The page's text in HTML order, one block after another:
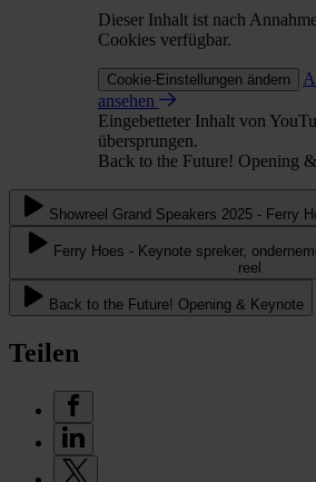
Dieser Inhalt ist nach
Cookies verfügbar.
Cookie-Einstellungen ändern
ansehen
Eingebetteter Inhalt von
übersprungen.
Back to the Future! Opening
Showreel Grand Speakers 2025 - Ferry
Ferry Hoes - Keynote spreker,
reel
Back to the Future! Opening & Keynote
Teilen